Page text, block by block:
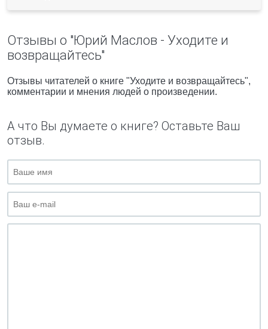
Отзывы о "Юрий Маслов - Уходите и
возвращайтесь"
Отзывы читателей о книге "Уходите и возвращайтесь",
комментарии и мнения людей о произведении.
А что Вы думаете о книге? Оставьте Ваш
отзыв.